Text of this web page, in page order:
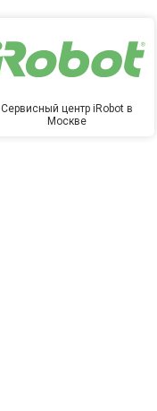
Сервисный центр iRobot в
Москве